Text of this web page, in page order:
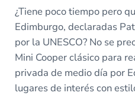
¿Tiene poco tiempo pero
Edimburgo, declaradas
por la UNESCO? No se
Mini Cooper clásico para
privada de medio día por
lugares de interés con